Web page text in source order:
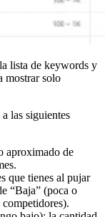
lista de keywords y
mostrar solo
las siguientes
aproximado de
que tienes al pujar
“Baja” (poca o